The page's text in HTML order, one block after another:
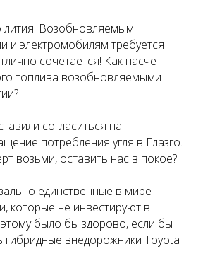
лития. Возобновляемым
и электромобилям требуется
сочетается! Как насчет
топлива возобновляемыми
согласиться на
потребления угля в Глазго.
возьми, оставить нас в покое?
единственные в мире
которые не инвестируют в
было бы здорово, если бы
гибридные внедорожники Toyota